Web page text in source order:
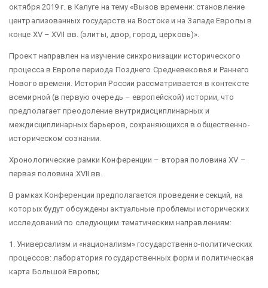
октября 2019 г. в Калуге на тему «Вызов времени: становление
централизованных государств на Востоке и на Западе Европы в
конце XV – XVII вв. (элиты, двор, город, церковь)».
Проект направлен на изучение синхронизации исторического
процесса в Европе периода Позднего Средневековья и Раннего
Нового времени. История России рассматривается в контексте
всемирной (в первую очередь – европейской) истории, что
предполагает преодоление внутридисциплинарных и
междисциплинарных барьеров, сохраняющихся в общественно-
историческом сознании.
Хронологические рамки Конференции – вторая половина XV –
первая половина XVII вв.
В рамках Конференции предполагается проведение секций, на
которых будут обсуждены актуальные проблемы исторических
исследований по следующим тематическим направлениям:
1. Универсализм и «национализм» государственно-политических
процессов: лаборатория государственных форм и политическая
карта Большой Европы;